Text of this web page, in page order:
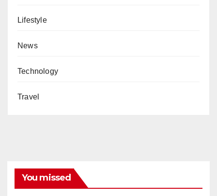
Lifestyle
News
Technology
Travel
You missed